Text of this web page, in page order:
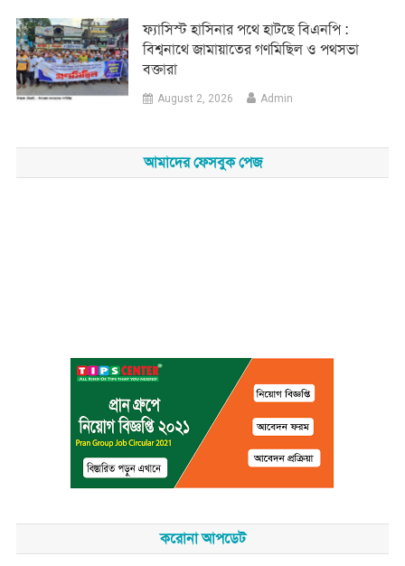
‎ফ্যাসিস্ট হাসিনার পথে হাটছে বিএনপি :
বিশ্বনাথে জামায়াতের গণমিছিল ও পথসভা
বক্তারা
August 2, 2026 Admin
আমাদের ফেসবুক পেজ
করোনা আপডেট